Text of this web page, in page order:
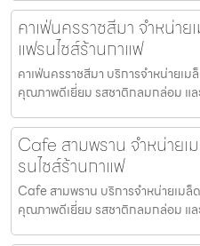
คาเฟ่นครราชสีมา จำหน่า
แฟรนไชส์ร้านกาแฟ
คาเฟ่นครราชสีมา บริการจำหน่ายเ
คุณภาพดีเยี่ยม รสชาติกลมกล่อม แล
Cafe สามพราน จำหน่าย
รนไชส์ร้านกาแฟ
Cafe สามพราน บริการจำหน่ายเม
คุณภาพดีเยี่ยม รสชาติกลมกล่อม แล